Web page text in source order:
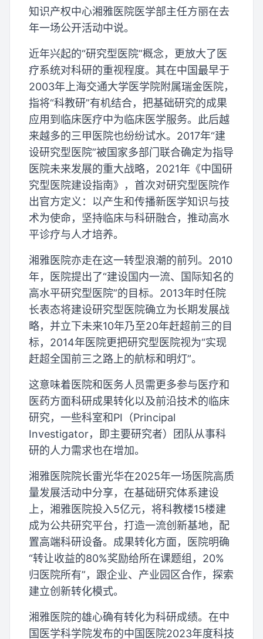
知识产权中心湘雅医院医学部主任方丽在去
年一场公开活动中说。
近年兴起的“研究型医院”概念，更放大了医
疗系统对科研的重视程度。其在中国最早于
2003年上海交通大学医学院附属瑞金医院，
指将“科教研”有机结合，把基础研究的成果
应用到临床医疗中为临床医学服务。此后越
来越多的三甲医院也纷纷试水。2017年“建
设研究型医院”被国家多部门联合确定为指导
医院未来发展的重大战略，2021年《中国研
究型医院建设指南》，首次对研究型医院作
出官方定义：以产生和传播新医学知识与技
术为使命，坚持临床与科研融合，推动高水
平诊疗与人才培养。
湘雅医院亦走在这一转型浪潮的前列。2010
年，医院提出了“建设国内一流、国际知名的
高水平研究型医院”的目标。2013年时任院
长表态将建设研究型医院确立为长期发展战
略，并立下未来10年乃至20年赶超前三的目
标，2014年医院更把研究型医院视为“实现
赶超全国前三之路上的航标和明灯”。
这意味着医院和医务人员需更多参与医疗和
医药方面科研成果转化以及前沿技术的临床
研究，一些科室和PI（Principal
Investigator，即主要研究者）团队从事科
研的人力需求也在增加。
湘雅医院院长雷光华在2025年一场医院高质
量发展活动中分享，在基础研究体系建设
上，湘雅医院投入5亿元，将科教楼15楼建
成为公共研究平台，打造一流创新基地，配
置高端科研设备。成果转化方面，医院明确
“转让收益的80%奖励给所在课题组，20%
归医院所有”，跟企业、产业园区合作，探索
建立创新转化模式。
湘雅医院的雄心确有转化为科研成绩。在中
国医学科学院发布的中国医院2023年度科技